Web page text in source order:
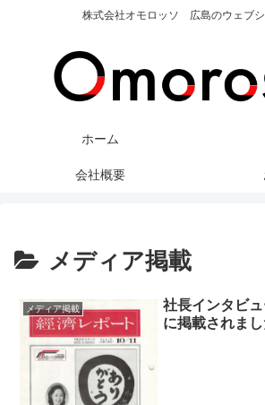
株式会社オモロッソ 広島のウェブ
ホーム
会社概要
メディア掲載
メディア掲載
社長インタビ
に掲載されま